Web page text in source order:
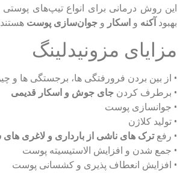
این روش درمانی برای انواع تیپ‌های
بهبود آکنه و اسکار و جوان‌سازی پوست
مزایای مزونیدلینگ
• از بین بردن فرورفتگی ها، برجستگی ها و
• برطرف کردن جای جوش و اسکار قدیمی
• جوانسازی پوست
• تولید کلاژن
• رفعترک های ناشی از بارداری و لاغری های
• جمع شدن و افزایش الاستیسیته پوست
• افزایش انعطاف پذیری و کشسانی پوست